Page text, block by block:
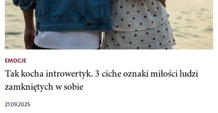
EMOCJE
Tak kocha introwertyk. 3 ciche oznaki miłości ludzi
zamkniętych w sobie
21.09.2025